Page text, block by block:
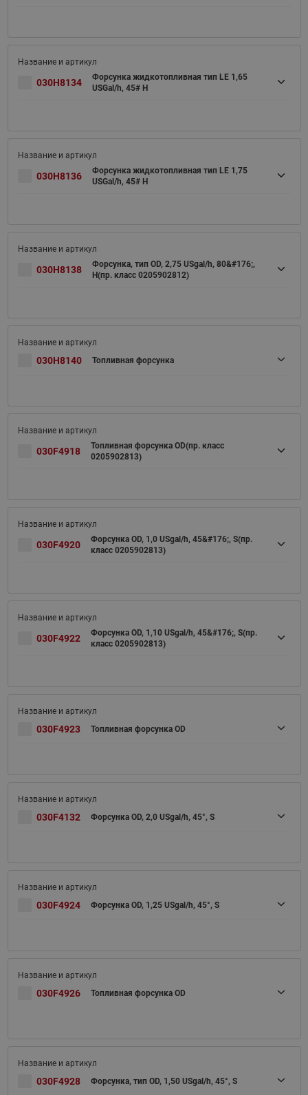
030H8134
Форсунка жидкотопливная тип LE 1,65
USGal/h, 45# H
030H8136
Форсунка жидкотопливная тип LE 1,75
USGal/h, 45# H
030H8138
Форсунка, тип OD, 2,75 USgal/h, 80&#176;,
H(пр. класс 0205902812)
030H8140 Топливная форсунка
030F4918
Топливная форсунка OD(пр. класс
0205902813)
030F4920
Форсунка OD, 1,0 USgal/h, 45&#176;, S(пр.
класс 0205902813)
030F4922
Форсунка OD, 1,10 USgal/h, 45&#176;, S(пр.
класс 0205902813)
030F4923 Топливная форсунка OD
030F4132 Форсунка OD, 2,0 USgal/h, 45°, S
030F4924 Форсунка OD, 1,25 USgal/h, 45°, S
030F4926 Топливная форсунка OD
030F4928 Форсунка, тип OD, 1,50 USgal/h, 45°, S